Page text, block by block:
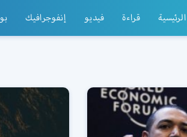
الرئيسية قراءة فيديو إنفوجرافيك